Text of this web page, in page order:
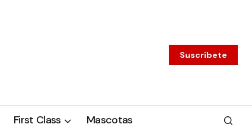
Suscríbete
First Class Mascotas